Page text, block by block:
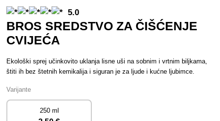
5.0
BROS SREDSTVO ZA ČIŠĆENJE
CVIJEĆA
Ekološki sprej učinkovito uklanja lisne uši na sobnim i vrtnim biljkama,
štiti ih bez štetnih kemikalija i siguran je za ljude i kućne ljubimce.
Varijante
250 ml